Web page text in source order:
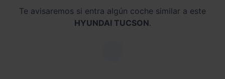
Te avisaremos si entra algún coche similar a este
HYUNDAI TUCSON.